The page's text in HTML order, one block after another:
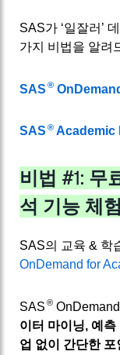
SAS가 ‘일잘러’
가지 비법을 알려
SAS ®
SAS ®Academic
비법 #1: 무
석 기능 체
SAS의 교육 & 학
OnDemand for
SAS ®
이터 마이닝, 예
업 없이 간단한